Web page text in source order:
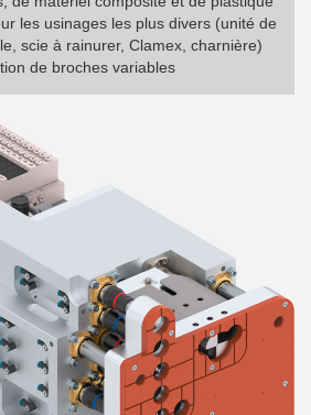
les usinages les plus divers (unité de
scie à rainurer, Clamex, charnière)
de broches variables